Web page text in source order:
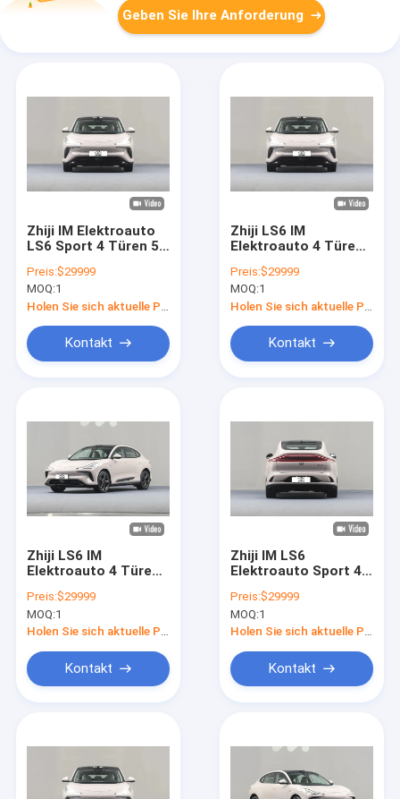
Produkte
Videos
Geben Sie Ihre Anforderung
Zhiji IM Elektroauto
LS6 Sport 4 Türen 5
Langstrecken-Neue
Energiefahrzeug EV-
Auto für Erwachsene
Preis:$29999
MOQ:1
Kontakt
Zhiji LS6 IM
Elektroauto 4 Türen
Langstrecken-Neue
Energie Elektroauto
Preis:$29999
MOQ:1
Kontakt
Zhiji LS6 IM
Elektroauto 4 Türen
Langstrecken-Neue
Energie Elektroauto
Preis:$29999
MOQ:1
Holen Sie sich aktuelle Preis
Kontakt
Zhiji IM LS6
Elektroauto Sport 4
760km
Langstrecken-Neue
Energiefahrzeug EV-
4 Türen 5 Sitz SUV
Preis:$29999
MOQ:1
Holen Sie sich aktuelle Preis
Kontakt